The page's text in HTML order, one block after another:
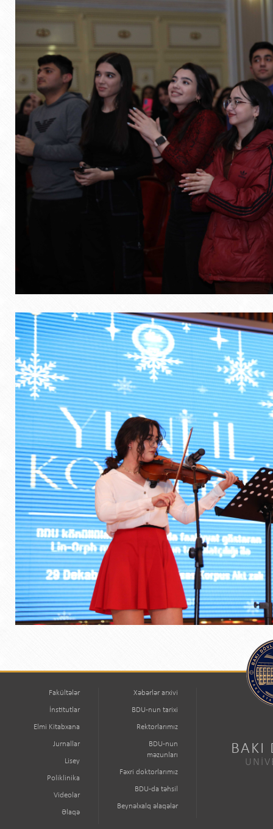
Fakültələr
İnstitutlar
Elmi Kitabxana
Jurnallar
Lisey
Poliklinika
Videolar
Əlaqə
Xəbərlər arxivi
BDU-nun tarixi
Rektorlarımız
BDU-nun
məzunları
Fəxri doktorlarımız
BDU-da təhsil
Beynəlxalq əlaqələr
BAKI